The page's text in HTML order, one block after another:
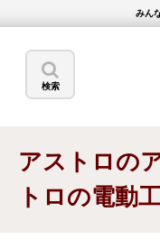
みん
検索
アストロの
トロの電動